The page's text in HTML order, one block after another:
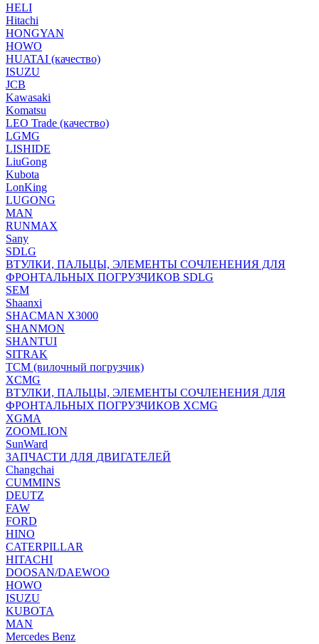
HELI
Hitachi
HONGYAN
HOWO
HUATAI (качество)
ISUZU
JCB
Kawasaki
Komatsu
LEO Trade (качество)
LGMG
LISHIDE
LiuGong
Kubota
LonKing
LUGONG
MAN
RUNMAX
Sany
SDLG
ВТУЛКИ, ПАЛЬЦЫ, ЭЛЕМЕНТЫ СОЧЛЕНЕНИЯ ДЛЯ
ФРОНТАЛЬНЫХ ПОГРУЗЧИКОВ SDLG
SEM
Shaanxi
SHACMAN X3000
SHANMON
SHANTUI
SITRAK
TCM (вилочный погрузчик)
XCMG
ВТУЛКИ, ПАЛЬЦЫ, ЭЛЕМЕНТЫ СОЧЛЕНЕНИЯ ДЛЯ
ФРОНТАЛЬНЫХ ПОГРУЗЧИКОВ XCMG
XGMA
ZOOMLION
SunWard
ЗАПЧАСТИ ДЛЯ ДВИГАТЕЛЕЙ
Changchai
CUMMINS
DEUTZ
FAW
FORD
HINO
CATERPILLAR
HITACHI
DOOSAN/DAEWOO
HOWO
ISUZU
KUBOTA
MAN
Mercedes Benz